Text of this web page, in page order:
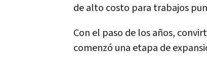
de alto costo para trabajos
Con el paso de los años,
comenzó una etapa de